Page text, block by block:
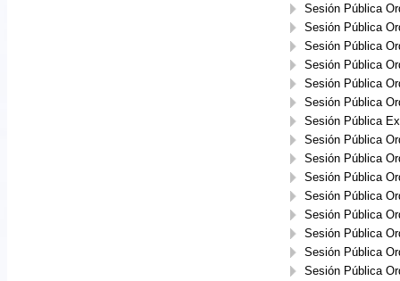
Sesión Pública
Sesión Pública
Sesión Pública
Sesión Pública
Sesión Pública
Sesión Pública
Sesión Pública
Sesión Pública
Sesión Pública
Sesión Pública
Sesión Pública
Sesión Pública
Sesión Pública
Sesión Pública
Sesión Pública